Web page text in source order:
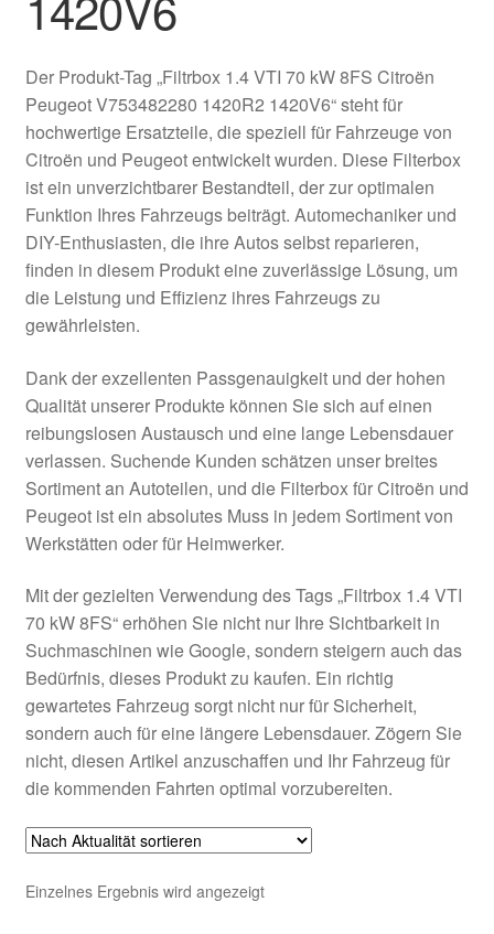
Datenschutz-Bestimmungen
Impressum
Kasse
Kontakt
Lieferung
Mein Konto
Warenkorb
Weltweiter Versand
Zahlungen
Der Produkt-Tag „Filtrbox 1.4 VTI 70 kW 8FS Citroën
Peugeot V753482280 1420R2 1420V6“ steht für
hochwertige Ersatzteile, die speziell für Fahrzeuge von
Citroën und Peugeot entwickelt wurden. Diese Filterbox
ist ein unverzichtbarer Bestandteil, der zur optimalen
Funktion Ihres Fahrzeugs beiträgt. Automechaniker und
DIY-Enthusiasten, die ihre Autos selbst reparieren,
finden in diesem Produkt eine zuverlässige Lösung, um
die Leistung und Effizienz ihres Fahrzeugs zu
gewährleisten.
Dank der exzellenten Passgenauigkeit und der hohen
Qualität unserer Produkte können Sie sich auf einen
reibungslosen Austausch und eine lange Lebensdauer
verlassen. Suchende Kunden schätzen unser breites
Sortiment an Autoteilen, und die Filterbox für Citroën und
Peugeot ist ein absolutes Muss in jedem Sortiment von
Werkstätten oder für Heimwerker.
Mit der gezielten Verwendung des Tags „Filtrbox 1.4 VTI
70 kW 8FS“ erhöhen Sie nicht nur Ihre Sichtbarkeit in
Suchmaschinen wie Google, sondern steigern auch das
Bedürfnis, dieses Produkt zu kaufen. Ein richtig
gewartetes Fahrzeug sorgt nicht nur für Sicherheit,
sondern auch für eine längere Lebensdauer. Zögern Sie
nicht, diesen Artikel anzuschaffen und Ihr Fahrzeug für
die kommenden Fahrten optimal vorzubereiten.
Einzelnes Ergebnis wird angezeigt